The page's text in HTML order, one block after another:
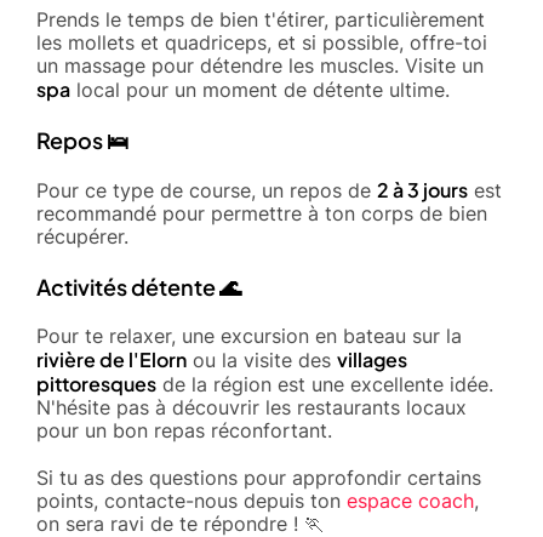
Prends le temps de bien t'étirer, particulièrement
les mollets et quadriceps, et si possible, offre-toi
un massage pour détendre les muscles. Visite un
spa local pour un moment de détente ultime.
Repos 🛌
Pour ce type de course, un repos de 2 à 3 jours est
recommandé pour permettre à ton corps de bien
récupérer.
Activités détente 🌊
Pour te relaxer, une excursion en bateau sur la
rivière de l'Elorn ou la visite des villages
pittoresques de la région est une excellente idée.
N'hésite pas à découvrir les restaurants locaux
pour un bon repas réconfortant.
Si tu as des questions pour approfondir certains
points, contacte-nous depuis ton espace coach,
on sera ravi de te répondre ! 🏃